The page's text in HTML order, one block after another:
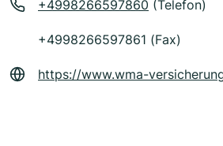
+4998266597860 (Telefon)
+4998266597861 (Fax)
https://www.wma-